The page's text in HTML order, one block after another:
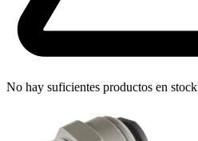
No hay suficientes productos en stock